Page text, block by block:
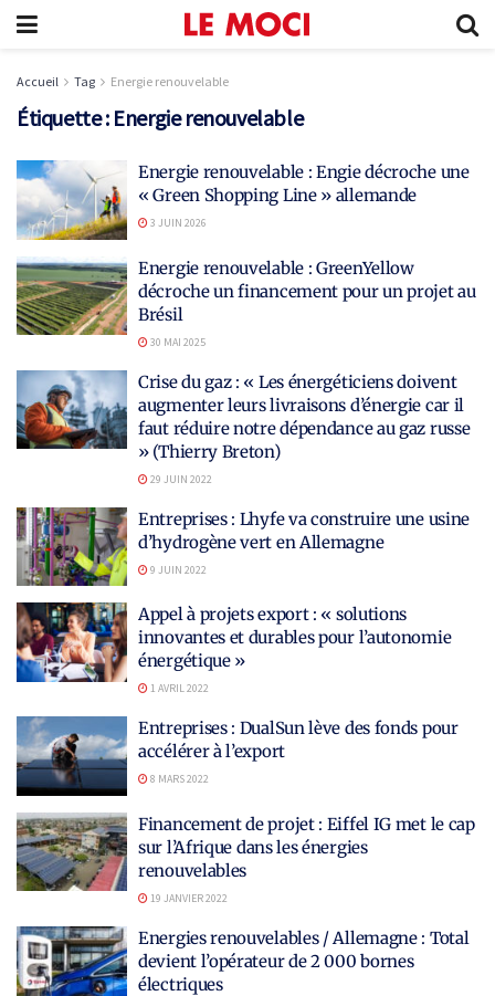
Accueil Tag Energie renouvelable
Étiquette : Energie renouvelable
Energie renouvelable : Engie décroche une
« Green Shopping Line » allemande
3 JUIN 2026
Energie renouvelable : GreenYellow
décroche un financement pour un projet au
Brésil
30 MAI 2025
Crise du gaz : « Les énergéticiens doivent
augmenter leurs livraisons d’énergie car il
faut réduire notre dépendance au gaz russe
» (Thierry Breton)
29 JUIN 2022
Entreprises : Lhyfe va construire une usine
d’hydrogène vert en Allemagne
9 JUIN 2022
Appel à projets export : « solutions
innovantes et durables pour l’autonomie
énergétique »
1 AVRIL 2022
Entreprises : DualSun lève des fonds pour
accélérer à l’export
8 MARS 2022
Financement de projet : Eiffel IG met le cap
sur l’Afrique dans les énergies
renouvelables
19 JANVIER 2022
Energies renouvelables / Allemagne : Total
devient l’opérateur de 2 000 bornes
électriques